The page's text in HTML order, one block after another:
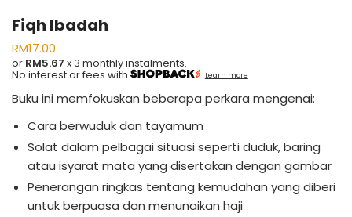
Fiqh Ibadah
RM17.00
or RM5.67 x 3 monthly instalments.
No interest or fees with Learn more
Buku ini memfokuskan beberapa perkara mengenai:
Cara berwuduk dan tayamum
Solat dalam pelbagai situasi seperti duduk, baring
atau isyarat mata yang disertakan dengan gambar
Penerangan ringkas tentang kemudahan yang diberi
untuk berpuasa dan menunaikan haji